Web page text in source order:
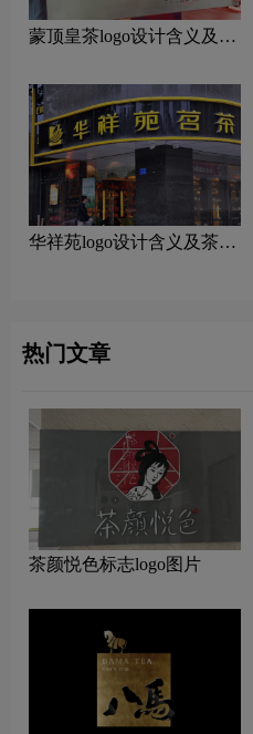
蒙顶皇茶logo设计含义及茶
华祥苑logo设计含义及茶叶
热门文章
茶颜悦色标志logo图片